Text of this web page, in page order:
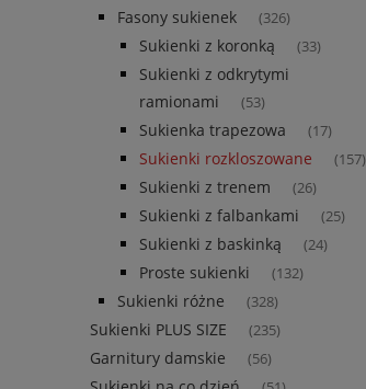
Fasony sukienek (326)
Sukienki z koronką (33)
Sukienki z odkrytymi
ramionami
(53)
Sukienka trapezowa (17)
Sukienki rozkloszowane (157)
Sukienki z trenem (26)
Sukienki z falbankami (25)
Sukienki z baskinką (24)
Proste sukienki (132)
Sukienki różne (328)
Sukienki PLUS SIZE (235)
Garnitury damskie (56)